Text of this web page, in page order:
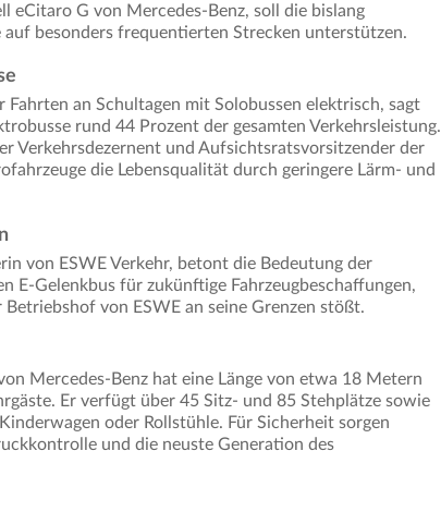
eCitaro G von Mercedes-Benz, soll die bislang
auf besonders frequentierten Strecken unterstützen.
Fahrten an Schultagen mit Solobussen elektrisch, sagt
rund 44 Prozent der gesamten Verkehrsleistung.
Verkehrsdezernent und Aufsichtsratsvorsitzender der
die Lebensqualität durch geringere Lärm- und
von ESWE Verkehr, betont die Bedeutung der
E-Gelenkbus für zukünftige Fahrzeugbeschaffungen,
von ESWE an seine Grenzen stößt.
Mercedes-Benz hat eine Länge von etwa 18 Metern
Er verfügt über 45 Sitz- und 85 Stehplätze sowie
oder Rollstühle. Für Sicherheit sorgen
und die neuste Generation des